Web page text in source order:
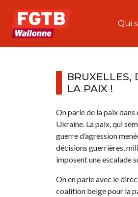
Qui
BRUXELLES,
LA PAIX !
On parle de la paix
Ukraine. La paix, qui
guerre d’agression
décisions guerrières,
imposent une escalade
On en parle avec le
coalition belge pour la